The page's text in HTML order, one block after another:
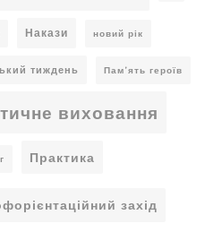
Накази новий рік
тиждень Пам’ять героїв
виховання
Практика
захід